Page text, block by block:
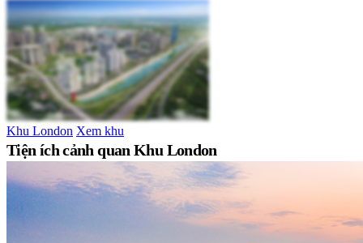
Khu London Xem khu
Tiện ích cảnh quan Khu London